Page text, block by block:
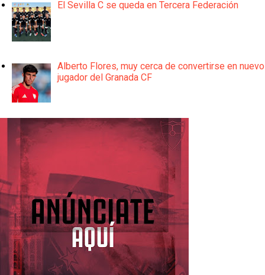
El Sevilla C se queda en Tercera Federación
Alberto Flores, muy cerca de convertirse en nuevo
jugador del Granada CF